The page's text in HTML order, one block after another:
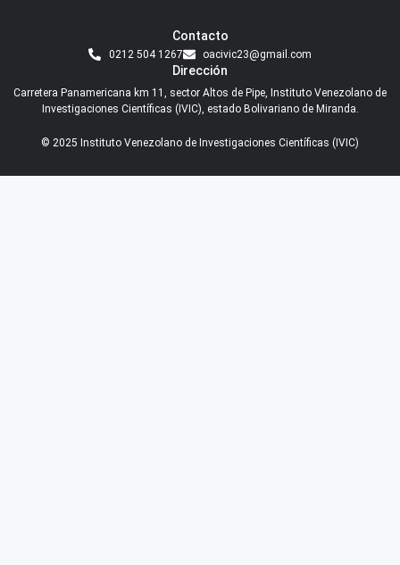
Contacto
0212 504 1267 oacivic23@gmail.com
Dirección
Carretera Panamericana km 11, sector Altos de Pipe, Instituto Venezolano de
Investigaciones Científicas (IVIC), estado Bolivariano de Miranda.
© 2025 Instituto Venezolano de Investigaciones Científicas (IVIC)